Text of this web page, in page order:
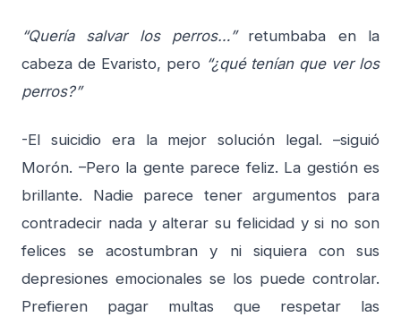
“Quería salvar los perros…”retumbaba en la
cabeza de Evaristo, pero “¿qué tenían que ver los
perros?”
-El suicidio era la mejor solución legal. –siguió
Morón. –Pero la gente parece feliz. La gestión es
brillante. Nadie parece tener argumentos para
contradecir nada y alterar su felicidad y si no son
felices se acostumbran y ni siquiera con sus
depresiones emocionales se los puede controlar.
Prefieren pagar multas que respetar las